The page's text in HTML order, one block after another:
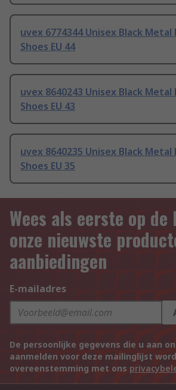
uvex 6774344 Unisex Black
Shoes EU 44
uvex 8640243 Unisex Black
Shoes EU 43
uvex 8640235 Unisex Black
Shoes EU 35
Wees als eerste op de
onze nieuwste
aanbiedingen
E-mailadres
De persoonlijke gegevens die u aan
aanmelden voor deze mailinglijst
overeenstemming met ons